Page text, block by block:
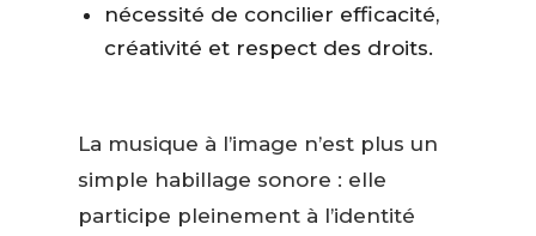
nécessité de concilier efficacité,
créativité et respect des droits.
La musique à l’image n’est plus un
simple habillage sonore : elle
participe pleinement à l’identité